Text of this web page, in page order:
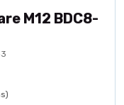
M12 BDC8-